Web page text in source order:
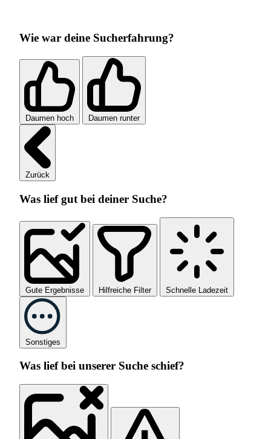
Wie war deine Sucherfahrung?
Daumen hoch Daumen runter
Zurück
Was lief gut bei deiner Suche?
Gute Ergebnisse Hilfreiche Filter Schnelle Ladezeit
Sonstiges
Was lief bei unserer Suche schief?